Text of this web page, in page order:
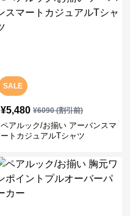
SALE
¥5,480 ¥6090(割引前)
ペアルック/お揃い アーバンスマ
ートカジュアルTシャツ